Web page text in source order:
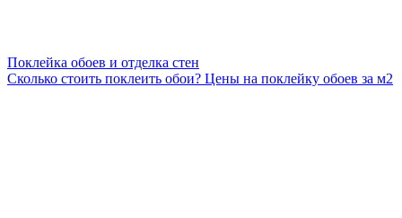
Поклейка обоев и отделка стен
Сколько стоить поклеить обои? Цены на поклейку обоев за м2